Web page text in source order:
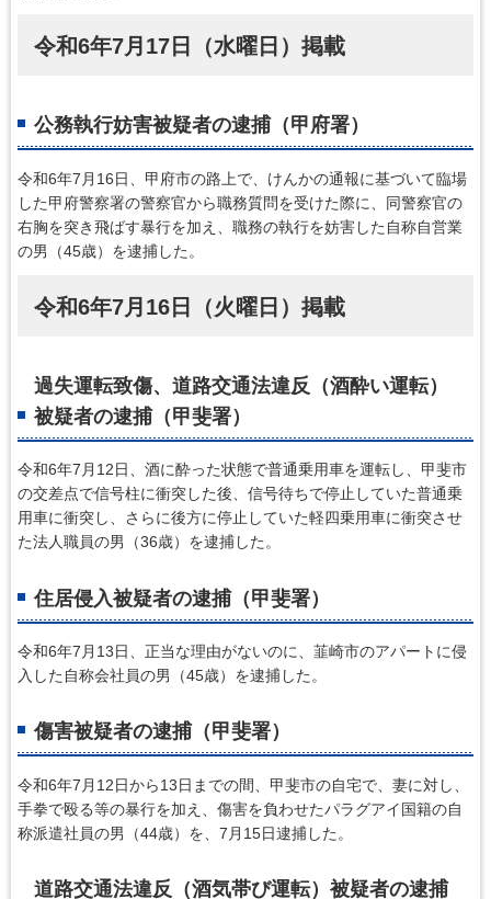
令和6年7月17日（水曜日）掲載
公務執行妨害被疑者の逮捕（甲府署）
令和6年7月16日、甲府市の路上で、けんかの通報に基づいて臨場
した甲府警察署の警察官から職務質問を受けた際に、同警察官の
右胸を突き飛ばす暴行を加え、職務の執行を妨害した自称自営業
の男（45歳）を逮捕した。
令和6年7月16日（火曜日）掲載
過失運転致傷、道路交通法違反（酒酔い運転）
被疑者の逮捕（甲斐署）
令和6年7月12日、酒に酔った状態で普通乗用車を運転し、甲斐市
の交差点で信号柱に衝突した後、信号待ちで停止していた普通乗
用車に衝突し、さらに後方に停止していた軽四乗用車に衝突させ
た法人職員の男（36歳）を逮捕した。
住居侵入被疑者の逮捕（甲斐署）
令和6年7月13日、正当な理由がないのに、韮崎市のアパートに侵
入した自称会社員の男（45歳）を逮捕した。
傷害被疑者の逮捕（甲斐署）
令和6年7月12日から13日までの間、甲斐市の自宅で、妻に対し、
手拳で殴る等の暴行を加え、傷害を負わせたパラグアイ国籍の自
称派遣社員の男（44歳）を、7月15日逮捕した。
道路交通法違反（酒気帯び運転）被疑者の逮捕